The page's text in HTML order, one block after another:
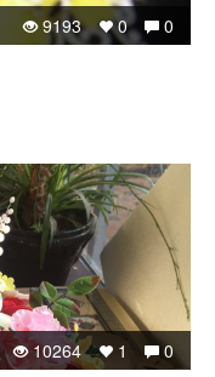
0
0
9193
0
1
10264